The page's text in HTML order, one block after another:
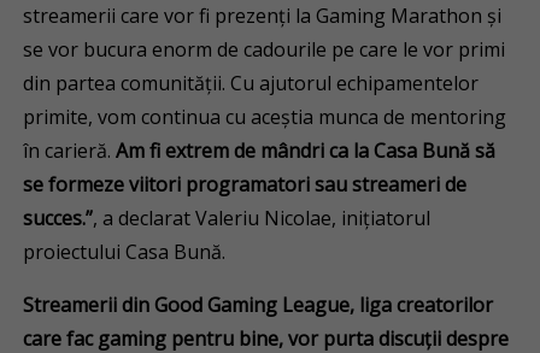
streamerii care vor fi prezenți la Gaming Marathon și
se vor bucura enorm de cadourile pe care le vor primi
din partea comunității. Cu ajutorul echipamentelor
primite, vom continua cu aceștia munca de mentoring
în carieră.Am fi extrem de mândri ca la Casa Bună să
se formeze viitori programatori sau streameri de
succes.”, a declarat Valeriu Nicolae, inițiatorul
proiectului Casa Bună.
Streamerii din Good Gaming League, liga creatorilor
care fac gaming pentru bine, vor purta discuții despre